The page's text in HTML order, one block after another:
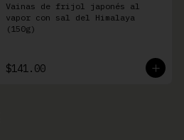
Vainas de frijol japonés al
vapor con sal del Himalaya
(150g)
$141.00